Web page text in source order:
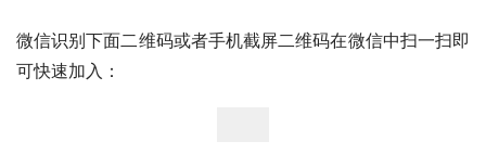
微信识别下面二维码或者手机截屏二维码在微信中扫一扫即
可快速加入：